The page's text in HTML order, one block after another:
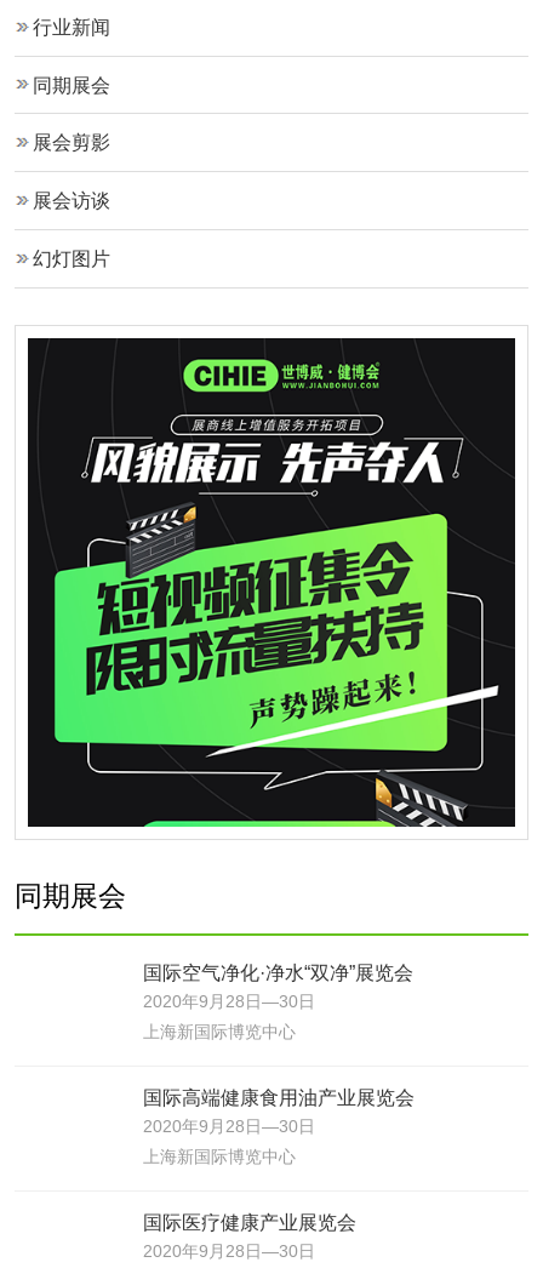
行业新闻
同期展会
展会剪影
展会访谈
幻灯图片
同期展会
国际空气净化·净水“双净”展览会
2020年9月28日—30日
上海新国际博览中心
国际高端健康食用油产业展览会
2020年9月28日—30日
上海新国际博览中心
国际医疗健康产业展览会
2020年9月28日—30日